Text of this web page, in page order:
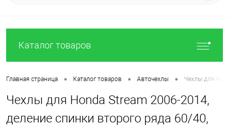
Каталог товаров
Главная страница • Каталог товаров • Авточехлы • Чехлы для
Чехлы для Honda Stream 2006-2014,
деление спинки второго ряда 60/40,